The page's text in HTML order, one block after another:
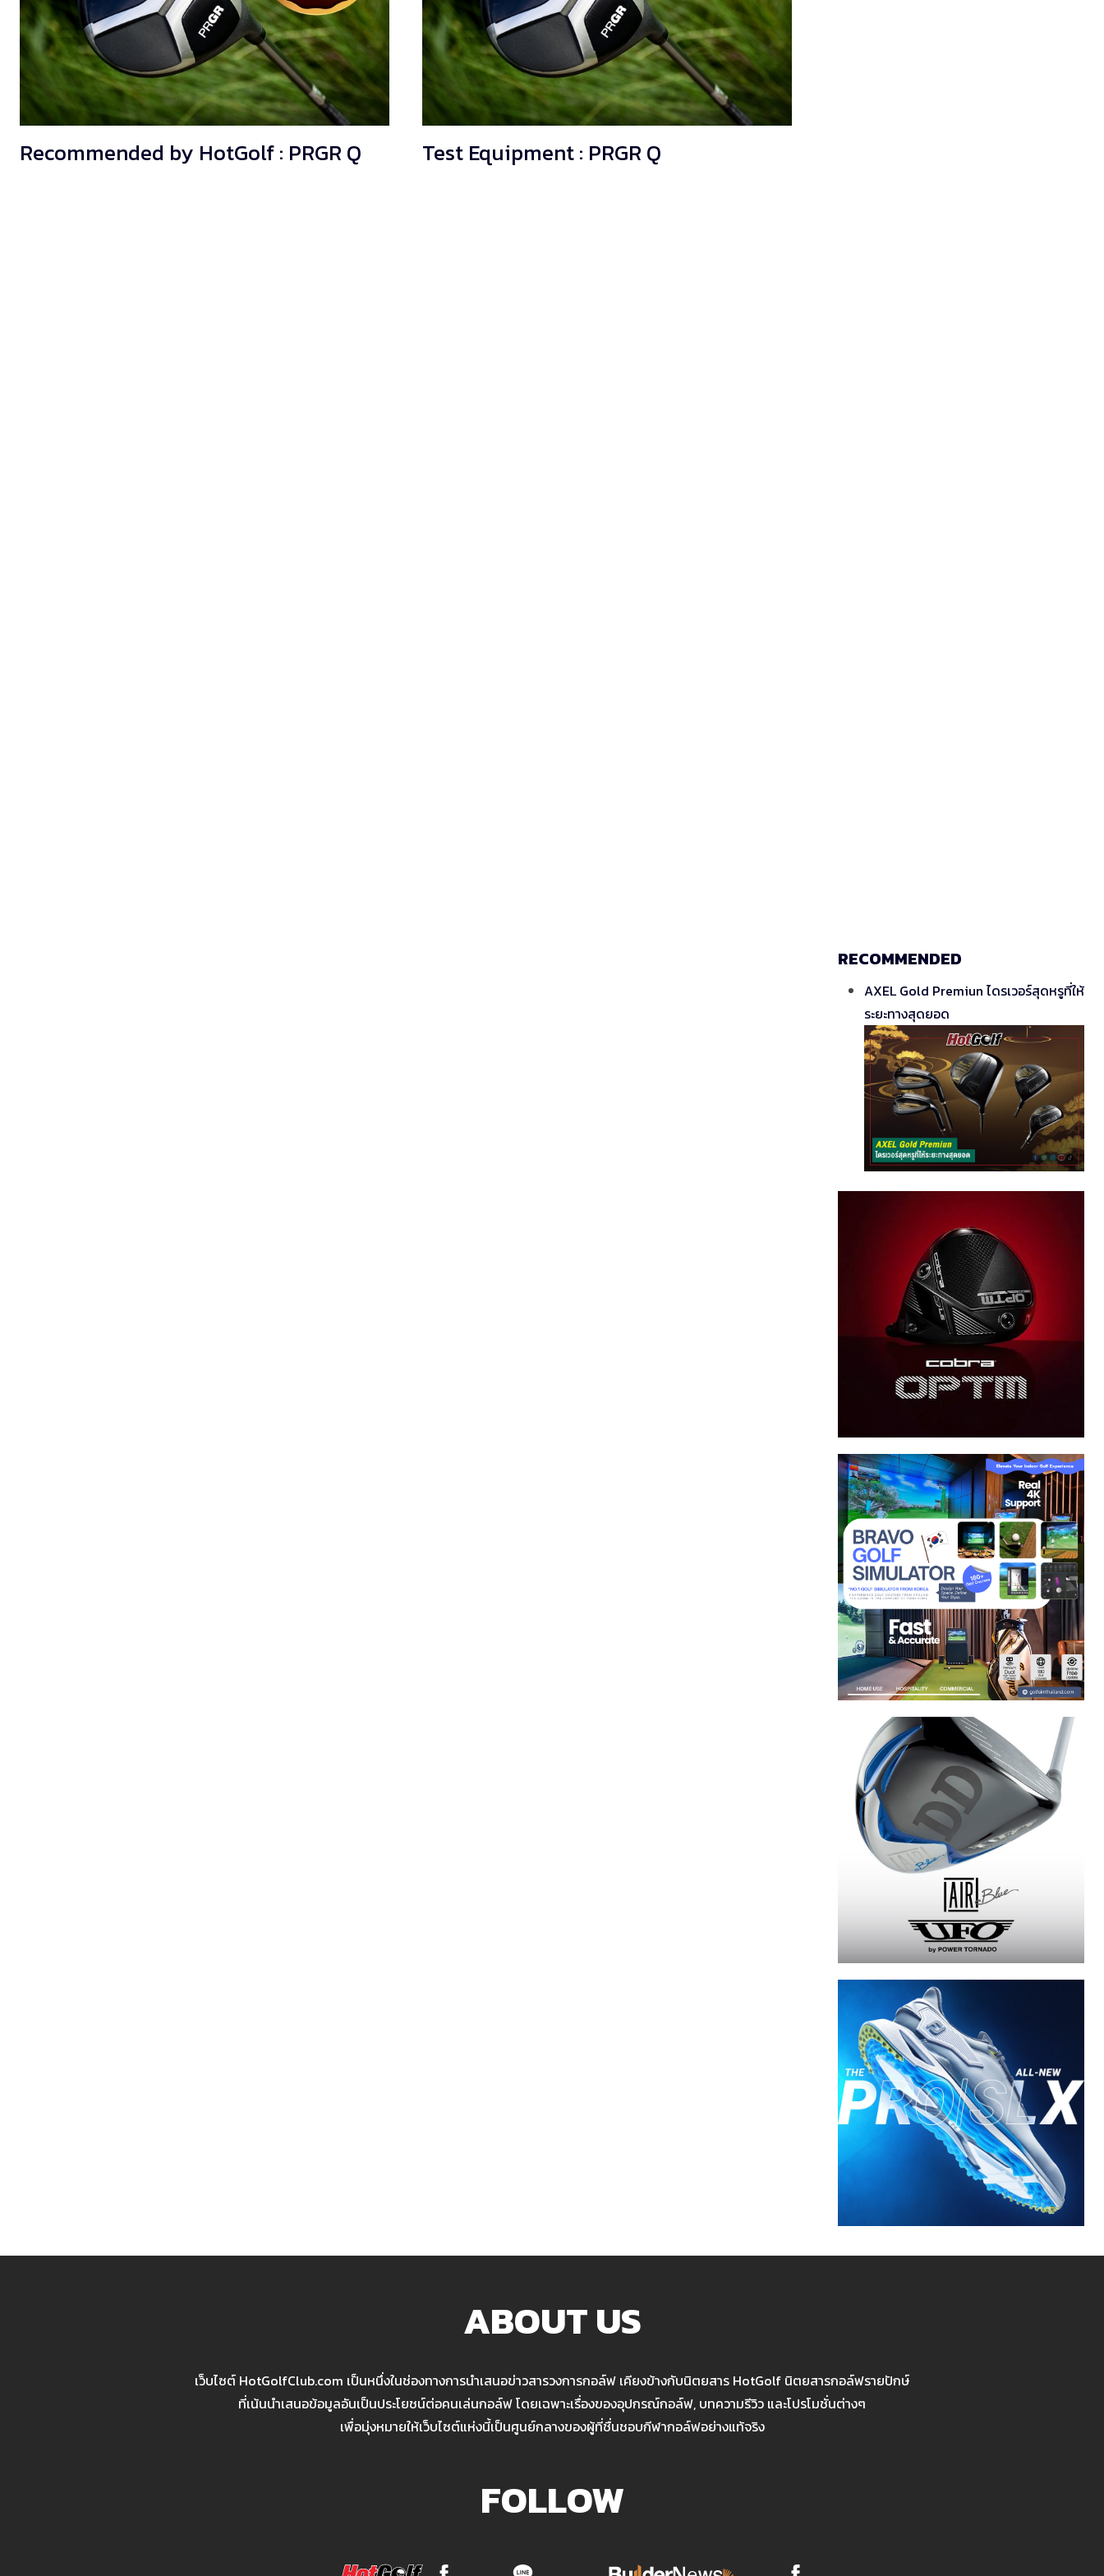
Recommended by HotGolf : PRGR Q Test Equipment : PRGR Q
RECOMMENDED
AXEL Gold Premiun ไดรเวอร์สุดหรูที่ให้
ระยะทางสุดยอด
ABOUT US
เว็บไซต์ HotGolfClub.com เป็นหนึ่งในช่องทางการนำเสนอข่าวสารวงการกอล์ฟ เคียงข้างกับนิตยสาร HotGolf นิตยสารกอล์ฟรายปักษ์
ที่เน้นนำเสนอข้อมูลอันเป็นประโยชน์ต่อคนเล่นกอล์ฟ โดยเฉพาะเรื่องของอุปกรณ์กอล์ฟ, บทความรีวิว และโปรโมชั่นต่างๆ
เพื่อมุ่งหมายให้เว็บไซต์แห่งนี้เป็นศูนย์กลางของผู้ที่ชื่นชอบกีฬากอล์ฟอย่างแท้จริง
FOLLOW